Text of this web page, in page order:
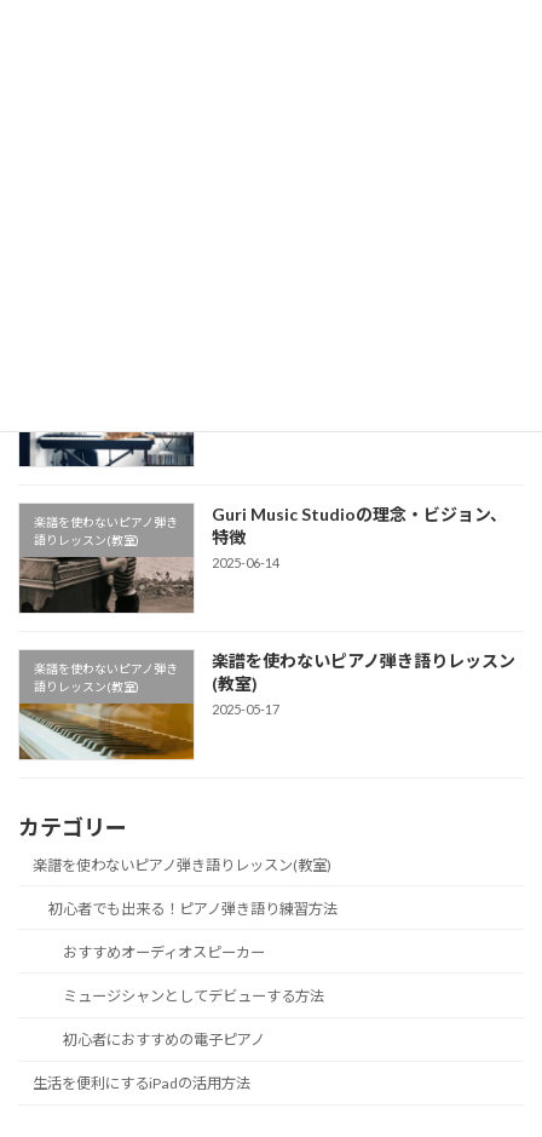
楽譜を使わないピアノ弾き
語りレッスン(教室)
Guri Music Studioの理念・ビジョン、
特徴
2025-06-14
楽譜を使わないピアノ弾き
語りレッスン(教室)
楽譜を使わないピアノ弾き語りレッスン
(教室)
2025-05-17
カテゴリー
楽譜を使わないピアノ弾き語りレッスン(教室)
初心者でも出来る！ピアノ弾き語り練習方法
おすすめオーディオスピーカー
ミュージシャンとしてデビューする方法
初心者におすすめの電子ピアノ
生活を便利にするiPadの活用方法